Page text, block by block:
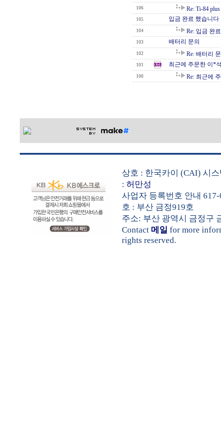
106 Re: Ti-84 plus
105 입금 완료 했습니다
104 Re: 입금 완
103 배터리 문의
102 Re: 배터리
101 최근에 주문한 이*
100 Re: 최근에
상호 : 한국카이 (CAI) 시
: 허만성
사업자 등록번호 안내
호 : 부산 금정919호
주소: 부산 광역시 금정구
Contact 메일 for more
rights reserved.